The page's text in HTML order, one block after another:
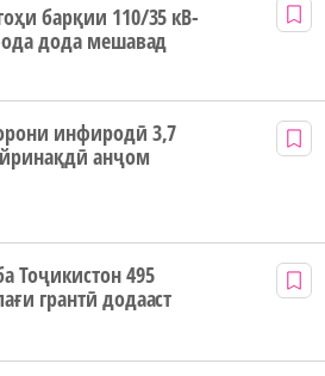
барқии 110/35 кВ-
дода мешавад
инфиродӣ 3,7
анҷом
Тоҷикистон 495
грантӣ додааст